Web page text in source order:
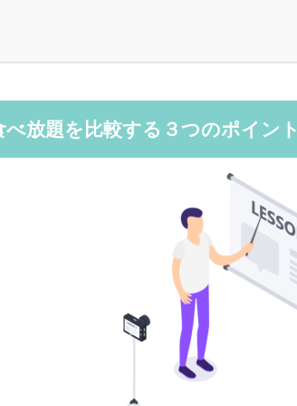
べ放題を比較する３つのポイント